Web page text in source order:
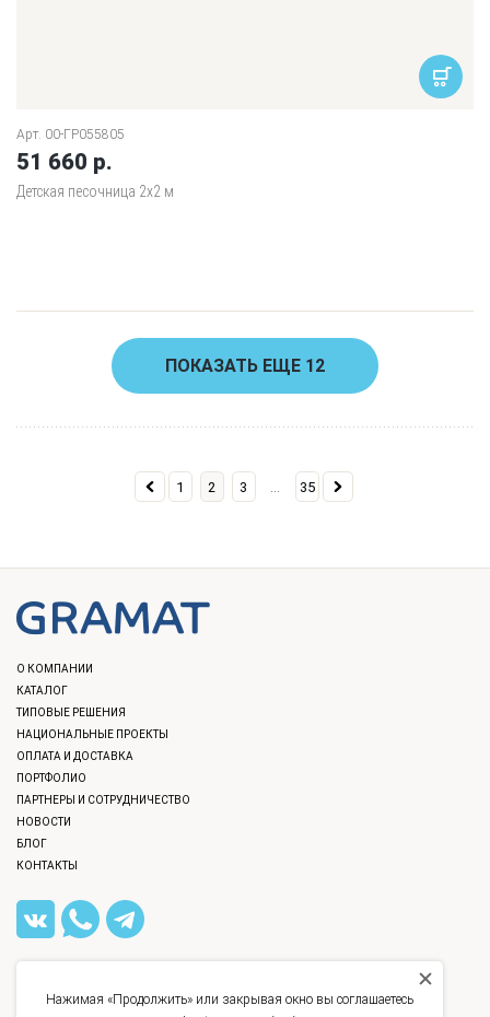
Арт. 00-ГР055805
51 660 р.
Детская песочница 2х2 м
ПОКАЗАТЬ ЕЩЕ 12
1 2 3 ... 35
О КОМПАНИИ
КАТАЛОГ
ТИПОВЫЕ РЕШЕНИЯ
НАЦИОНАЛЬНЫЕ ПРОЕКТЫ
ОПЛАТА И ДОСТАВКА
ПОРТФОЛИО
ПАРТНЕРЫ И СОТРУДНИЧЕСТВО
НОВОСТИ
БЛОГ
КОНТАКТЫ
INFO@GRAMAT.RU
УЛ. БАССЕЙНАЯ, Д. 21
Нажимая «Продолжить» или закрывая окно вы соглашаетесь